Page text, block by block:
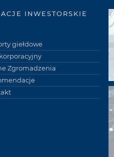
INWESTORSKIE
giełdowe
Zgromadzenia